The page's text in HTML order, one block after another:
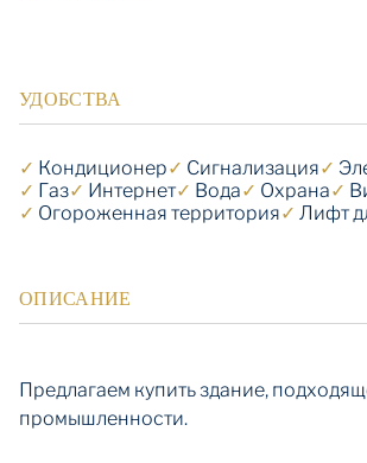
УДОБСТВА
✓ Кондиционер✓ Cигнализация✓
✓ Газ✓ Интернет✓ Вода✓ Охрана✓
✓ Огороженная территория✓ Лифт
ОПИСАНИЕ
Предлагаем купить здание,
промышленности.